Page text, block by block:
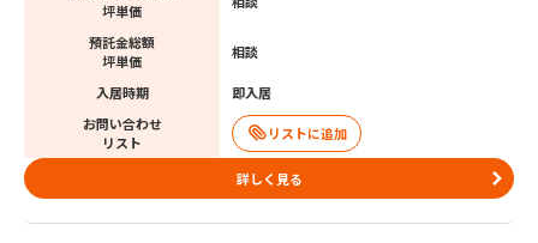
坪単価
預託金総額
坪単価
相談
入居時期
即入居
お問い合わせ
リスト
詳しく見る